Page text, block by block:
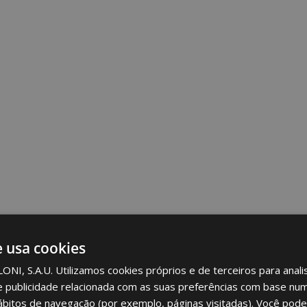
usa cookies
S.A.U. Utilizamos cookies próprios e de terceiros para
relacionada com as suas preferências com base
de navegação (por exemplo, páginas visitadas). Você